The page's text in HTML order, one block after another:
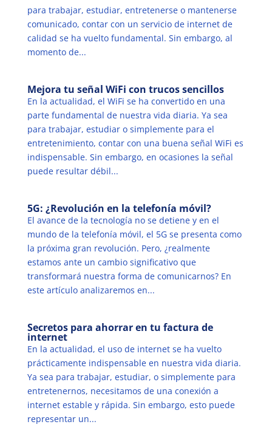
para trabajar, estudiar, entretenerse o mantenerse
comunicado, contar con un servicio de internet de
calidad se ha vuelto fundamental. Sin embargo, al
momento de...
Mejora tu señal WiFi con trucos sencillos
En la actualidad, el WiFi se ha convertido en una
parte fundamental de nuestra vida diaria. Ya sea
para trabajar, estudiar o simplemente para el
entretenimiento, contar con una buena señal WiFi es
indispensable. Sin embargo, en ocasiones la señal
puede resultar débil...
5G: ¿Revolución en la telefonía móvil?
El avance de la tecnología no se detiene y en el
mundo de la telefonía móvil, el 5G se presenta como
la próxima gran revolución. Pero, ¿realmente
estamos ante un cambio significativo que
transformará nuestra forma de comunicarnos? En
este artículo analizaremos en...
Secretos para ahorrar en tu factura de
internet
En la actualidad, el uso de internet se ha vuelto
prácticamente indispensable en nuestra vida diaria.
Ya sea para trabajar, estudiar, o simplemente para
entretenernos, necesitamos de una conexión a
internet estable y rápida. Sin embargo, esto puede
representar un...